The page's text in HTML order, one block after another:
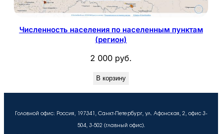
Численность населения по населенным пунктам
(регион)
2 000 руб.
В корзину
Головной офис: Россия, 197341, Санкт-Петербург, ул. Афонская, 2, офис 3-
504, 3-502 (главный офис).